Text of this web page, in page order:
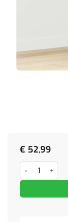
€ 52,99
Nachtkastje